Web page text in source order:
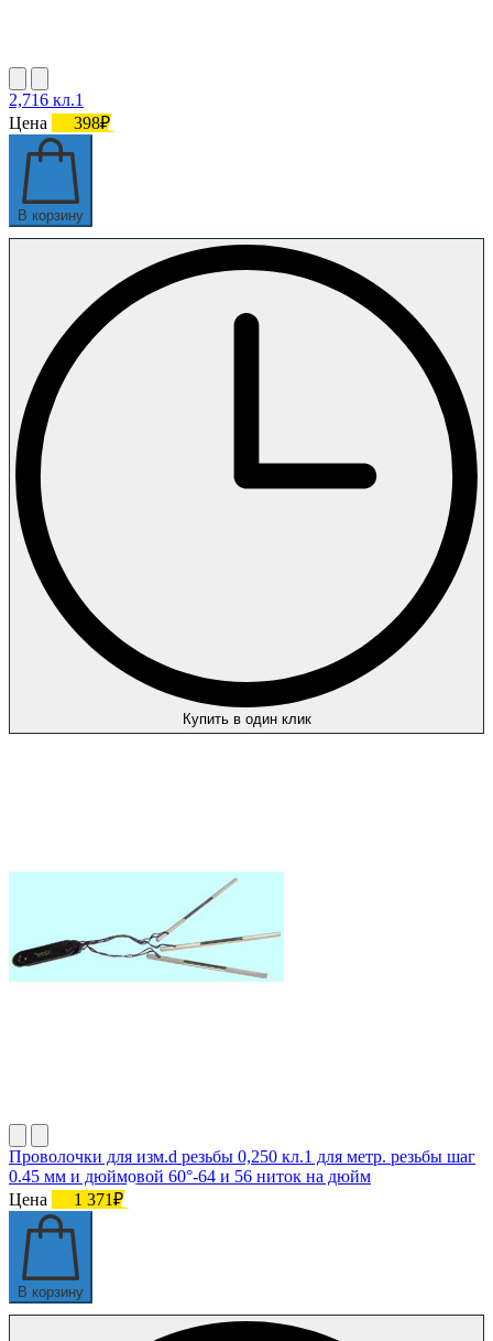
2,716 кл.1
Цена
398₽
В корзину
Купить в один клик
Проволочки для изм.d резьбы 0,250 кл.1 для метр. резьбы шаг
0.45 мм и дюймовой 60°-64 и 56 ниток на дюйм
Цена
1 371₽
В корзину